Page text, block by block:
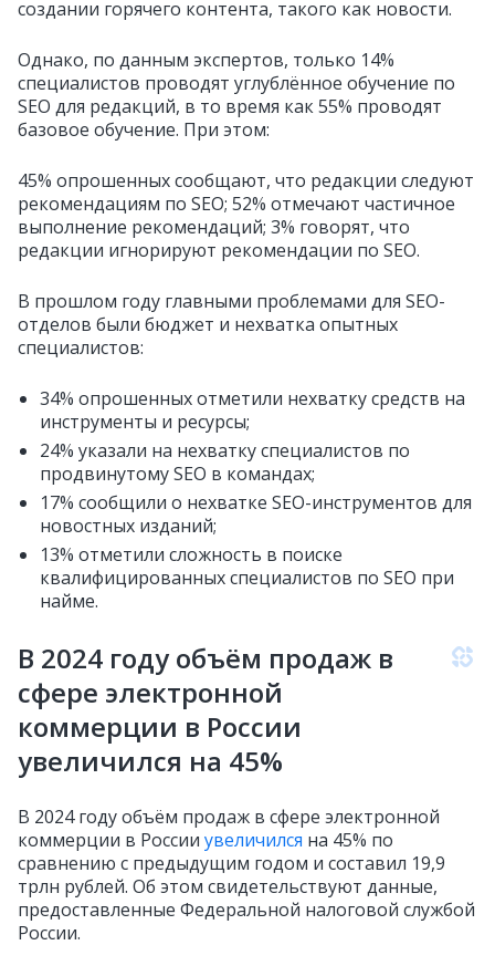
создании горячего контента, такого как новости.
Однако, по данным экспертов, только 14%
специалистов проводят углублённое обучение по
SEO для редакций, в то время как 55% проводят
базовое обучение. При этом:
45% опрошенных сообщают, что редакции следуют
рекомендациям по SEO; 52% отмечают частичное
выполнение рекомендаций; 3% говорят, что
редакции игнорируют рекомендации по SEO.
В прошлом году главными проблемами для SEO-
отделов были бюджет и нехватка опытных
специалистов:
34% опрошенных отметили нехватку средств на
инструменты и ресурсы;
24% указали на нехватку специалистов по
продвинутому SEO в командах;
17% сообщили о нехватке SEO-инструментов для
новостных изданий;
13% отметили сложность в поиске
квалифицированных специалистов по SEO при
найме.
В 2024 году объём продаж в
сфере электронной
коммерции в России
увеличился на 45%
В 2024 году объём продаж в сфере электронной
коммерции в России увеличился на 45% по
сравнению с предыдущим годом и составил 19,9
трлн рублей. Об этом свидетельствуют данные,
предоставленные Федеральной налоговой службой
России.